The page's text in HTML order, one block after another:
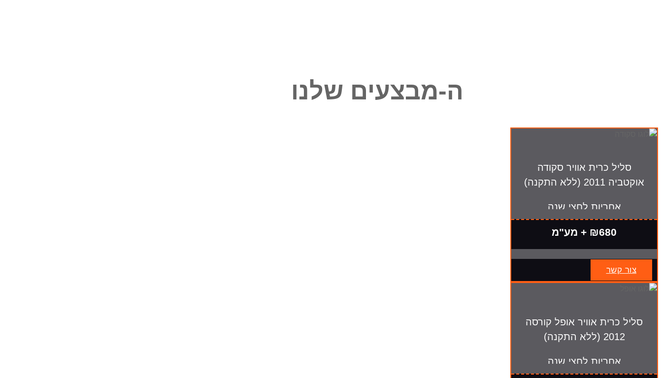
ה-מבצעים שלנו
סליל כרית אוויר סקודה
אוקטביה 2011 (ללא התקנה)
אחריות לחצי שנה
₪680 + מע"מ
צור קשר
סליל כרית אוויר אופל קורסה
2012 (ללא התקנה)
אחריות לחצי שנה